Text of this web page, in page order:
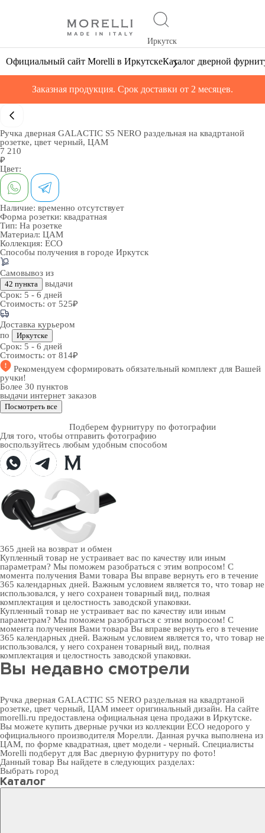
Иркутск
Официальный сайт Morelli в ИркутскеКаталог дверной
Заказная продукция. Срок доставки от 2 месяцев.
Ручка дверная GALACTIC S5 NERO раздельная на квадртаной
розетке, цвет черный, ЦАМ
7 210
₽
Цвет:
Наличие: временно отсутствует
Форма розетки: квадратная
Тип: На розетке
Материал: ЦАМ
Коллекция: ECO
Способы получения в городе Иркутск
Самовывоз из
42 пункта
выдачи
Срок: 5 - 6 дней
Стоимость: от 525₽
Доставка курьером
по
Иркутске
Срок: 5 - 6 дней
Стоимость: от 814₽
Рекомендуем сформировать обязательный комплект для Вашей
ручки!
Более 30 пунктов
выдачи интернет заказов
Посмотреть все
Подберем фурнитуру по фотографии
Для того, чтобы отправить фотографию
воспользуйтесь любым удобным способом
365 дней на возврат и обмен
Купленный товар не устраивает вас по качеству или иным
параметрам? Мы поможем разобраться с этим вопросом! С
момента получения Вами товара Вы вправе вернуть его в течение
365 календарных дней. Важным условием является то, что товар не
использовался, у него сохранен товарный вид, полная
комплектация и целостность заводской упаковки.
Купленный товар не устраивает вас по качеству или иным
параметрам? Мы поможем разобраться с этим вопросом! С
момента получения Вами товара Вы вправе вернуть его в течение
365 календарных дней. Важным условием является то, что товар не
использовался, у него сохранен товарный вид, полная
комплектация и целостность заводской упаковки.
Вы недавно смотрели
Ручка дверная GALACTIC S5 NERO раздельная на квадртаной
розетке, цвет черный, ЦАМ имеет оригинальный дизайн. На сайте
morelli.ru предоставлена официальная цена продажи в Иркутске.
Вы можете купить дверные ручки из коллекции ECO недорого у
официального производителя Морелли. Данная ручка выполнена из
ЦАМ, по форме квадратная, цвет модели - черный. Специалисты
Morelli подберут для Вас дверную фурнитуру по фото!
Данный товар Вы найдете в следующих разделах:
Выбрать город
Каталог